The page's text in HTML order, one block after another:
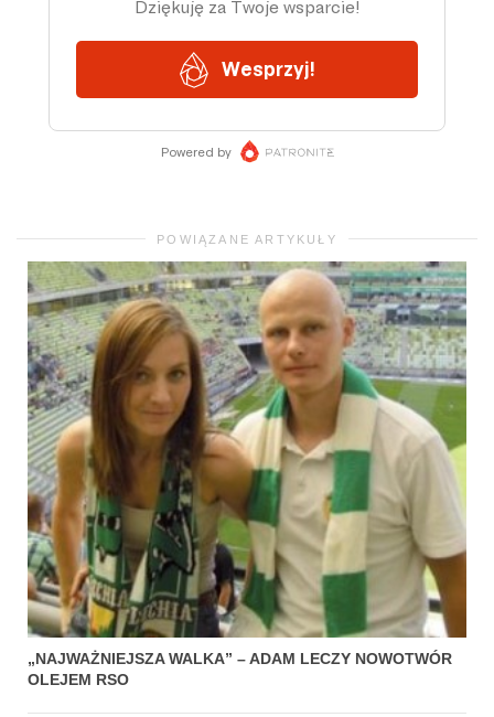
POWIĄZANE ARTYKUŁY
„NAJWAŻNIEJSZA WALKA” – ADAM LECZY NOWOTWÓR
OLEJEM RSO